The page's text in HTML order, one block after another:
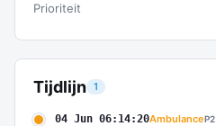
Tijdlijn 1
04 Jun 06:14:20AmbulanceP2
Prioriteit